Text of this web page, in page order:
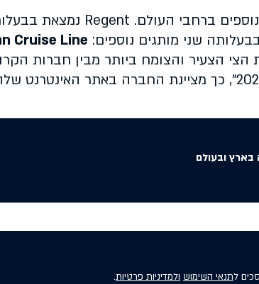
Cruise Line
הצעיר והצומח ביותר מבין חברות
בארץ ובעולם
לתנאי השימוש ולמדיניות פרטיות.